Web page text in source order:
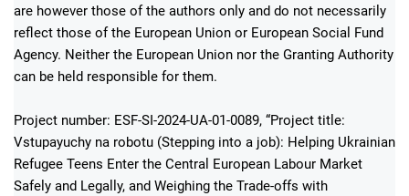
are however those of the authors only and do not necessarily
reflect those of the European Union or European Social Fund
Agency. Neither the European Union nor the Granting Authority
can be held responsible for them.
Project number: ESF-SI-2024-UA-01-0089, “Project title:
Vstupayuchy na robotu (Stepping into a job): Helping Ukrainian
Refugee Teens Enter the Central European Labour Market
Safely and Legally, and Weighing the Trade-offs with